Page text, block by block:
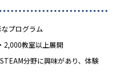
プログラム
2,000教室以上展開
STEAM分野に興味があり、体験